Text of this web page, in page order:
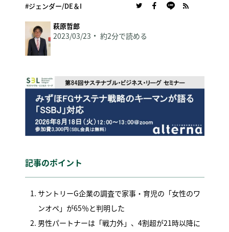
#ジェンダー/DE＆I
萩原哲郎
2023/03/23 約2分で読める
記事のポイント
サントリーG企業の調査で家事・育児の「女性のワ
ンオペ」が65％と判明した
男性パートナーは「戦力外」、4割超が21時以降に